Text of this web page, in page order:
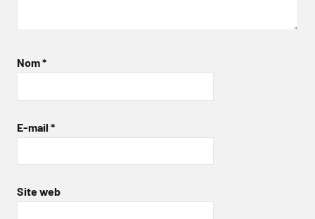
Nom*
E-mail *
Site web